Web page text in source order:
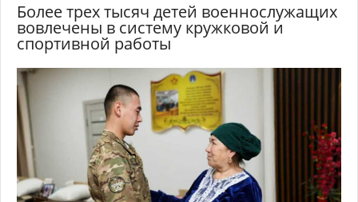
Более трех тысяч детей военнослужащих
вовлечены в систему кружковой и
спортивной работы